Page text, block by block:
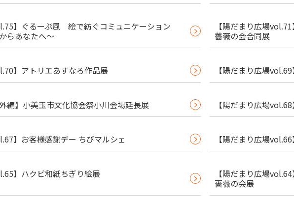
】ぐるーぷ風 絵で紡ぐコミュニケーション
らあなたへ～
【陽だまり広場
薔薇の会合同展
】アトリエあすなろ作品展 【陽だまり広場
編】小美玉市文化協会祭小川会場延長展 【陽だまり広場
】お客様感謝デー ちびマルシェ 【陽だまり広場
】ハクビ和紙ちぎり絵展
【陽だまり広場
薔薇の会展